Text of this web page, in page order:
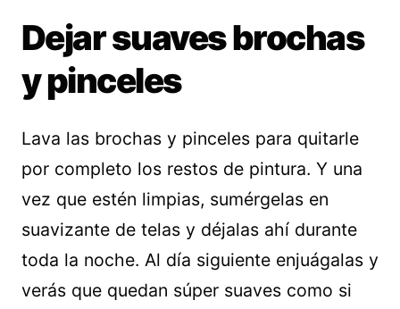
Dejar suaves brochas
y pinceles
Lava las brochas y pinceles para quitarle
por completo los restos de pintura. Y una
vez que estén limpias, sumérgelas en
suavizante de telas y déjalas ahí durante
toda la noche. Al día siguiente enjuágalas y
verás que quedan súper suaves como si